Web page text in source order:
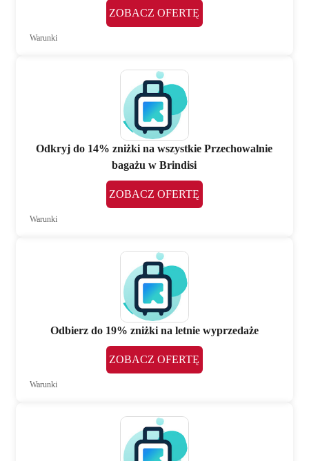
ZOBACZ OFERTĘ
Warunki
Odkryj do 14% zniżki na wszystkie Przechowalnie
bagażu w Brindisi
ZOBACZ OFERTĘ
Warunki
Odbierz do 19% zniżki na letnie wyprzedaże
ZOBACZ OFERTĘ
Warunki